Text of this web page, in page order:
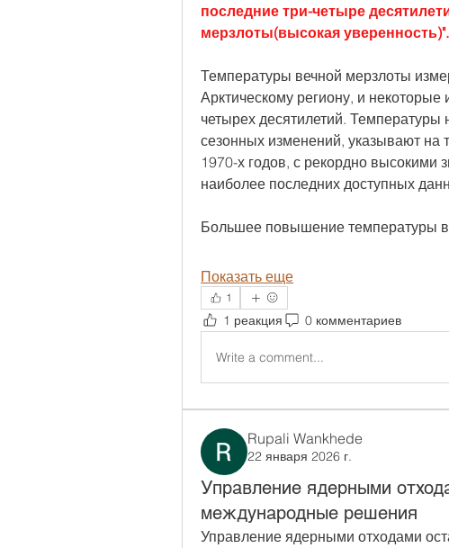
последние три-четыре
мерзлоты(высокая уверенность)".
Температуры вечной мерзлоты
Арктическому региону, и
четырех десятилетий.
сезонных изменений, указывают на
1970-х годов, с рекордно
наиболее последних доступных
Большее повышение температуры
Показать еще
1
1 реакция 0 комментариев
Write a comment...
Rupali Wankhede
22 января 2026 г.
Управление ядерными
международные решения
Управление ядерными отходами